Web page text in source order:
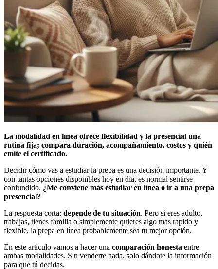
La modalidad en línea ofrece flexibilidad y la presencial una
rutina fija; compara duración, acompañamiento, costos y quién
emite el certificado.
Decidir cómo vas a estudiar la prepa es una decisión importante. Y
con tantas opciones disponibles hoy en día, es normal sentirse
confundido. ¿Me conviene más estudiar en línea o ir a una prepa
presencial?
La respuesta corta: depende de tu situación. Pero si eres adulto,
trabajas, tienes familia o simplemente quieres algo más rápido y
flexible, la prepa en línea probablemente sea tu mejor opción.
En este artículo vamos a hacer una comparación honesta entre
ambas modalidades. Sin venderte nada, solo dándote la información
para que tú decidas.